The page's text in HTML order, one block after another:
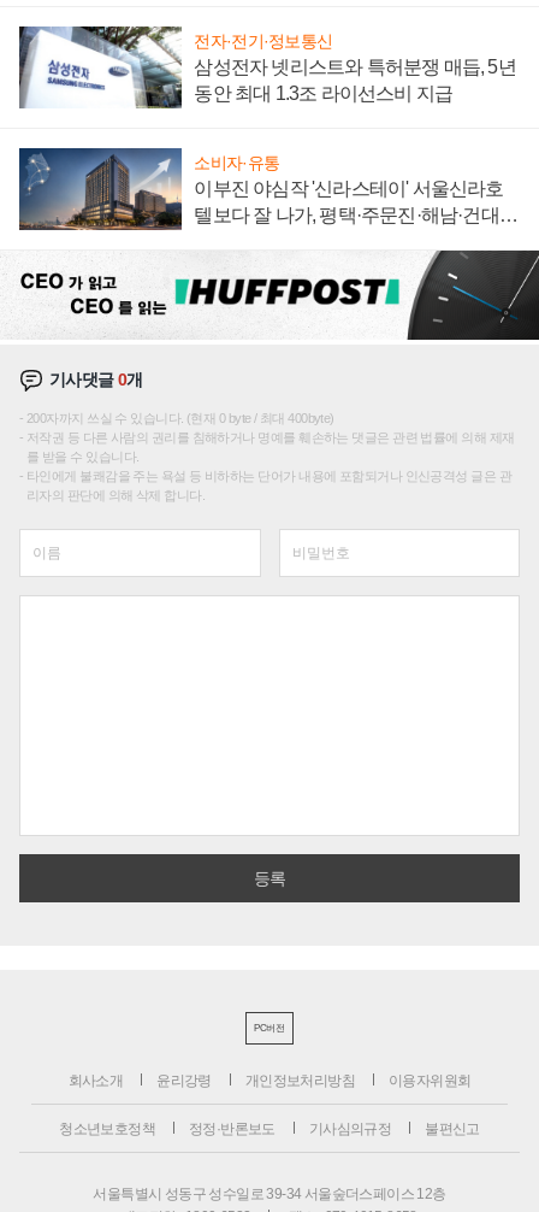
전자·전기·정보통신
삼성전자 넷리스트와 특허분쟁 매듭, 5년
동안 최대 1.3조 라이선스비 지급
소비자·유통
이부진 야심작 '신라스테이' 서울신라호
텔보다 잘 나가, 평택·주문진·해남·건대로
기사댓글0개
200자까지 쓰실 수 있습니다. (현재 0 byte / 최대 400byte)
저작권 등 다른 사람의 권리를 침해하거나 명예를 훼손하는 댓글은 관련 법률에 의해 제재
를 받을 수 있습니다.
타인에게 불쾌감을 주는 욕설 등 비하하는 단어가 내용에 포함되거나 인신공격성 글은 관
리자의 판단에 의해 삭제 합니다.
PC버전
회사소개 윤리강령 개인정보처리방침 이용자위원회
청소년보호정책 정정·반론보도 기사심의규정 불편신고
서울특별시 성동구 성수일로 39-34 서울숲더스페이스 12층